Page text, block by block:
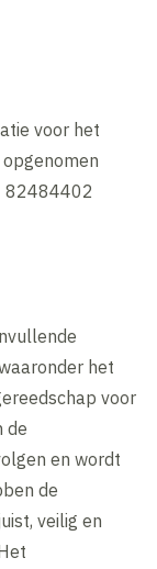
voor het
82484402
het
voor
de
en wordt
de
veilig en